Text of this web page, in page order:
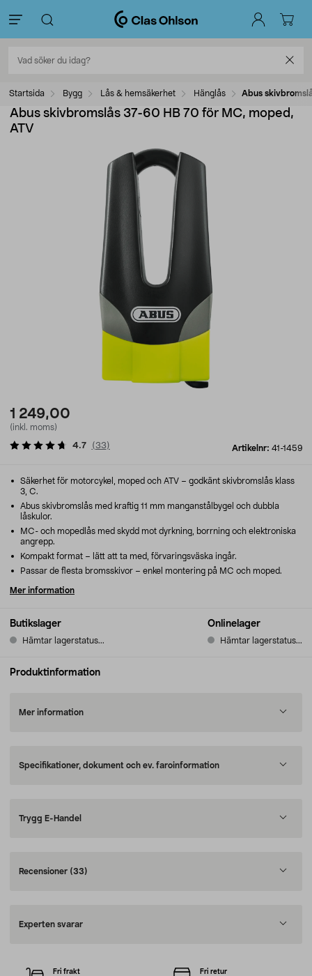
Startsida Bygg Lås & hemsäkerhet Hänglås Abus
Abus skivbromslås 37-60 HB 70 för MC, moped,
ATV
1 249,00
(inkl. moms)
Artikelnr: 41-1459
4.7 (33)
Butikslager
Hämtar lagerstatus...
Onlinelager
Hämtar lagerstatus...
Säkerhet för motorcykel, moped och ATV – godkänt skivbromslås klass
3, C.
Abus skivbromslås med kraftig 11 mm manganstålbygel och dubbla
låskulor.
MC- och mopedlås med skydd mot dyrkning, borrning och elektroniska
angrepp.
Kompakt format – lätt att ta med, förvaringsväska ingår.
Passar de flesta bromsskivor – enkel montering på MC och moped.
Mer information
Produktinformation
Mer information
Specifikationer, dokument och ev. faroinformation
Trygg E-Handel
Recensioner (33)
Experten svarar
Fri frakt Fri retur